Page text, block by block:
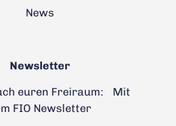
News
Newsletter
euren Freiraum: Mit
FIO Newsletter